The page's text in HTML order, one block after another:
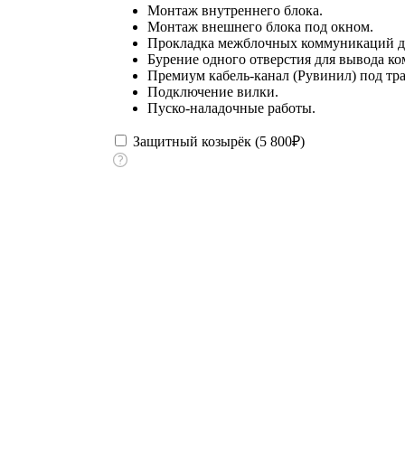
Монтаж внутреннего блока.
Монтаж внешнего блока под окном.
Прокладка межблочных коммуникаций
Бурение одного отверстия для вывода
Премиум кабель-канал (Рувинил) под
Подключение вилки.
Пуско-наладочные работы.
Защитный козырёк (5 800₽)